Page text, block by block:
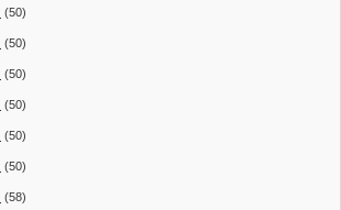
(50)
(50)
(50)
(50)
(50)
(50)
(58)